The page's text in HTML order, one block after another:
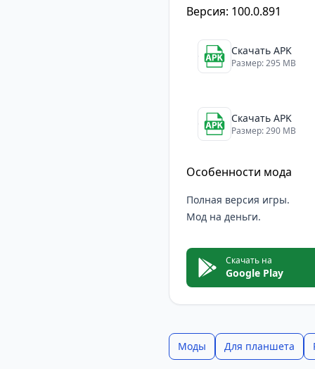
найма, если вы хотите
гарантирована
Для кого подойдёт
невероятных
создана для вас.
прохождение будет
творческого
Скачайте игру на
Версия: 100.0.891
Скачать APK
Размер: 295 MB
Скачать APK
Размер: 290 MB
Особенности мода
Полная версия игры.
Мод на деньги.
Скачать на
Google Play
Моды Для планшета